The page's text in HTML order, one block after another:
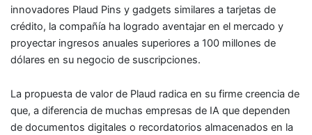
innovadores Plaud Pins y gadgets similares a tarjetas de
crédito, la compañía ha logrado aventajar en el mercado y
proyectar ingresos anuales superiores a 100 millones de
dólares en su negocio de suscripciones.
La propuesta de valor de Plaud radica en su firme creencia de
que, a diferencia de muchas empresas de IA que dependen
de documentos digitales o recordatorios almacenados en la